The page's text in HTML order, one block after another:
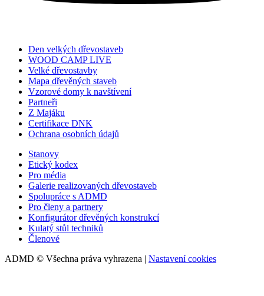
Den velkých dřevostaveb
WOOD CAMP LIVE
Velké dřevostavby
Mapa dřevěných staveb
Vzorové domy k navštívení
Partneři
Z Majáku
Certifikace DNK
Ochrana osobních údajů
Stanovy
Etický kodex
Pro média
Galerie realizovaných dřevostaveb
Spolupráce s ADMD
Pro členy a partnery
Konfigurátor dřevěných konstrukcí
Kulatý stůl techniků
Členové
ADMD © Všechna práva vyhrazena | Nastavení cookies